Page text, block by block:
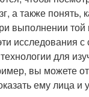
а также понять,
выполнении
исследования с
для
вы можете
ему лица и